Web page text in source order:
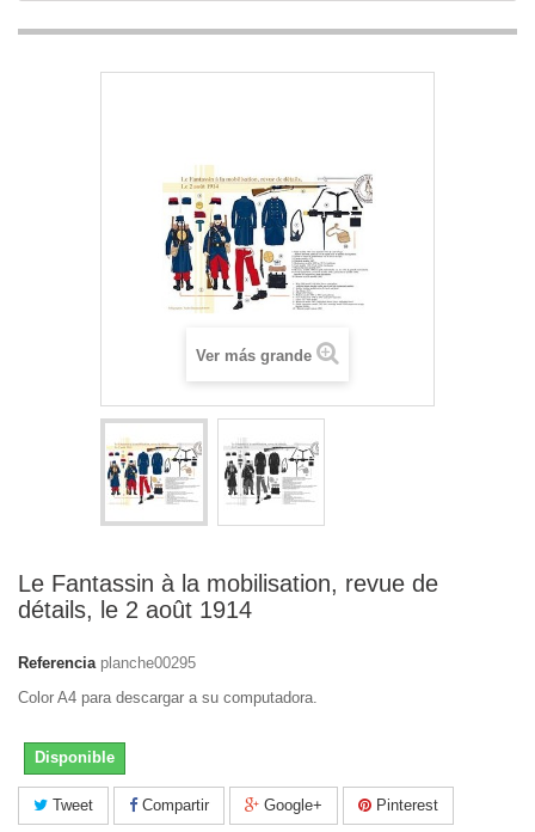
Ver más grande
Le Fantassin à la mobilisation, revue de
détails, le 2 août 1914
Referencia planche00295
Color A4 para descargar a su computadora.
Disponible
Tweet Compartir Google+ Pinterest